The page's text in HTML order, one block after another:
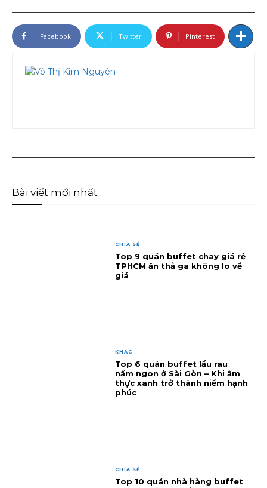
Facebook Twitter Pinterest
Bài viết mới nhất
CHIA SẺ
Top 9 quán buffet chay giá rẻ
TPHCM ăn thả ga không lo về
giá
KHÁC
Top 6 quán buffet lẩu rau
nấm ngon ở Sài Gòn – Khi ẩm
thực xanh trở thành niềm hạnh
phúc
CHIA SẺ
Top 10 quán nhà hàng buffet